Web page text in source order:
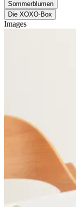
Sommerblumen
Die XOXO-Box
Images